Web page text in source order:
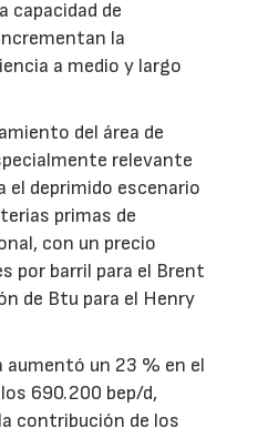
capacidad de
la
a medio y largo
del área de
relevante
el deprimido escenario
primas de
con un precio
por barril para el Brent
de Btu para el Henry
aumentó un 23 % en el
690.200 bep/d,
contribución de los